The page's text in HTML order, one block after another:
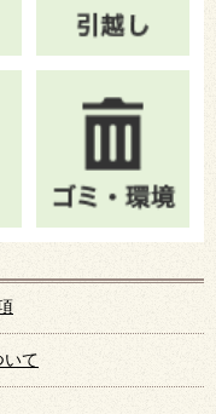
いて